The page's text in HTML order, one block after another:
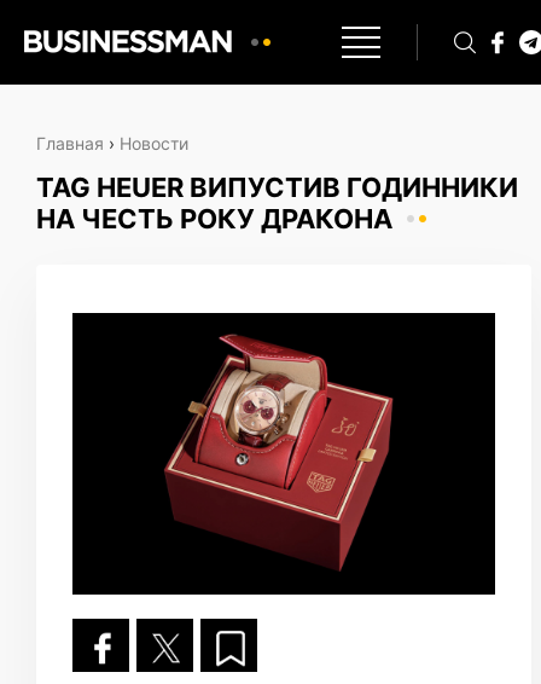
Главная › Новости
TAG HEUER ВИПУСТИВ ГОДИННИКИ
НА ЧЕСТЬ РОКУ ДРАКОНА